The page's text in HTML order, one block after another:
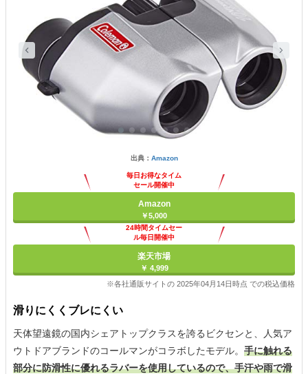
出典： Amazon
毎日お得なタイム
セール開催中
Amazon
￥5,000
24時間タイムセー
ル毎日開催中
楽天市場
￥ 4,999
※各社通販サイトの 2025年04月14日時点 での税込価格
滑りにくくブレにくい
天体望遠鏡の国内シェアトップクラスを誇るビクセンと、人気ア
ウトドアブランドのコールマンがコラボしたモデル。 手に触れる
部分に防滑性に優れるラバーを使用しているので、手汗や雨で滑